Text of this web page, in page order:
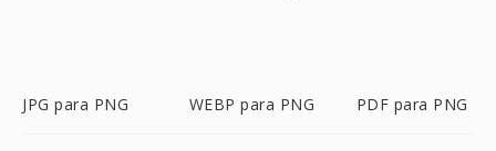
JPG para PNG WEBP para PNG PDF para PNG